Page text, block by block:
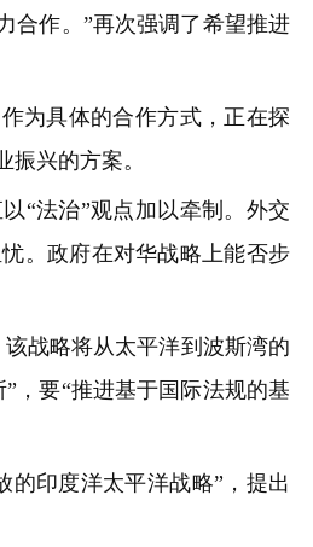
合作。”再次强调了希望推进
为具体的合作方式，正在探
兴的方案。
“法治”观点加以牵制。外交
。政府在对华战略上能否步
战略将从太平洋到波斯湾的
，要“推进基于国际法规的基
的印度洋太平洋战略”，提出